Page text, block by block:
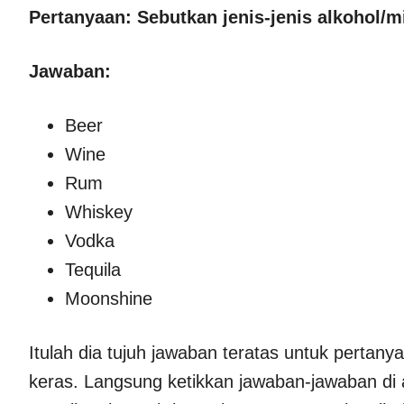
Pertanyaan: Sebutkan jenis-jenis alkohol/
Jawaban:
Beer
Wine
Rum
Whiskey
Vodka
Tequila
Moonshine
Itulah dia tujuh jawaban teratas untuk
keras. Langsung ketikkan jawaban-jawaban